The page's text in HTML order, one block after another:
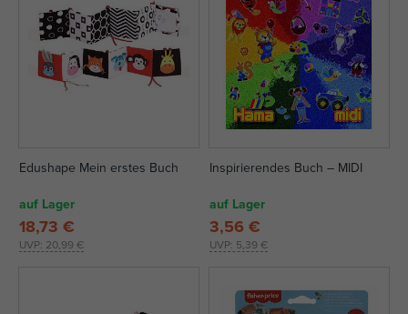
Edushape Mein erstes Buch
auf Lager
UVP: 20,99 €
18,73 €
Inspirierendes Buch – MIDI
auf Lager
UVP: 5,39 €
3,56 €